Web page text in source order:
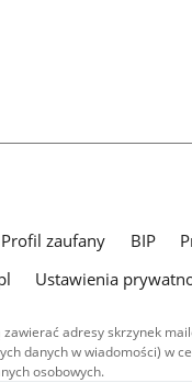
Profil zaufany BIP
Ustawienia
adresy skrzynek
danych w wiadomości) w
osobowych.